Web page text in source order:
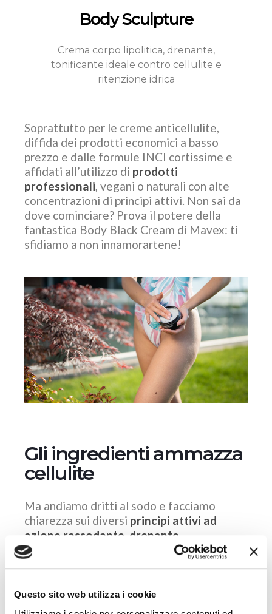
Questo sito web utilizza i cookie
Body Sculpture
Crema corpo lipolitica, drenante,
tonificante ideale contro cellulite e
ritenzione idrica
Soprattutto per le creme anticellulite,
diffida dei prodotti economici a basso
prezzo e dalle formule INCI cortissime e
affidati all’utilizzo di prodotti
professionali, vegani o naturali con alte
concentrazioni di principi attivi. Non sai da
dove cominciare? Prova il potere della
fantastica Body Black Cream di Mavex: ti
sfidiamo a non innamorartene!
Gli ingredienti ammazza
cellulite
Ma andiamo dritti al sodo e facciamo
chiarezza sui diversi principi attivi ad
azione rassodante, drenante,
elasticizzante e tonificante
che assieme,
vanno a comporre
la base di un'ottima